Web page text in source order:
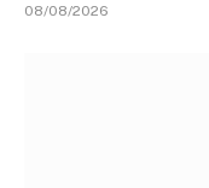
08/08/2026